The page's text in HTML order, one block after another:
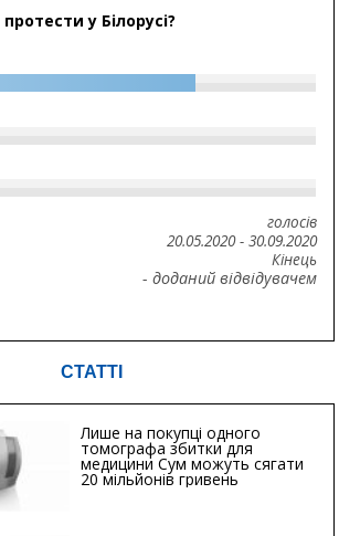
у Білорусі?
голосів
20.05.2020- 30.09.2020
Кінець
- доданий відвідувачем
СТАТТІ
Лише на покупці одного
томографа збитки для
медицини Сум можуть сягати
20 мільйонів гривень